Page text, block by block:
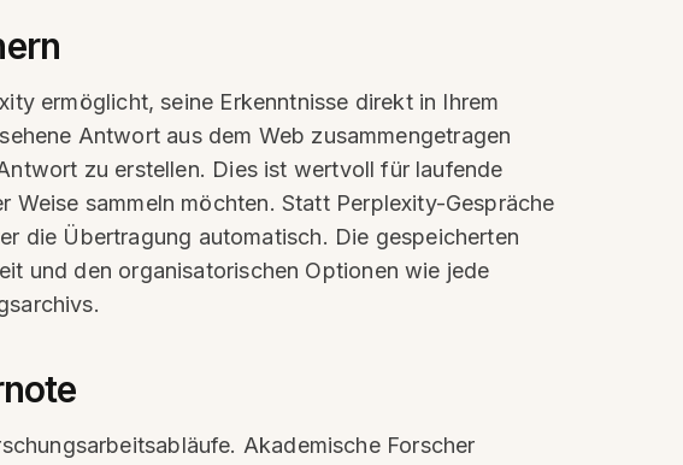
ermöglicht, seine Erkenntnisse direkt in Ihrem
Antwort aus dem Web zusammengetragen
zu erstellen. Dies ist wertvoll für laufende
Weise sammeln möchten. Statt Perplexity-Gespräche
die Übertragung automatisch. Die gespeicherten
und den organisatorischen Optionen wie jede
Akademische Forscher